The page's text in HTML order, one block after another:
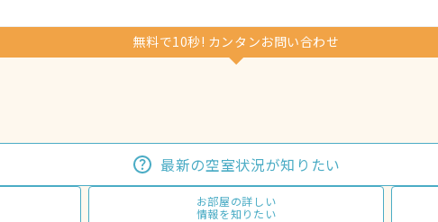
無料で10秒! カンタンお問い合わせ
最新の空室状況が知りたい
お部屋の詳しい
情報を知りたい